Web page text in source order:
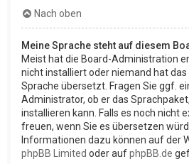
Nach oben
Meine Sprache steht auf diesem
Meist hat die Board-Administration
nicht installiert oder niemand hat das
Sprache übersetzt. Fragen Sie ggf.
Administrator, ob er das
installieren kann. Falls es noch nicht
freuen, wenn Sie es übersetzen
Informationen dazu können auf der
phpBB Limited oder aufphpBB.de